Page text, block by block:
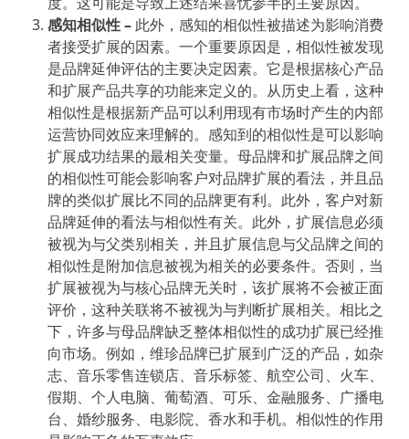
感知相似性– 此外，感知的相似性被描述为影响消费
者接受扩展的因素。一个重要原因是，相似性被发现
是品牌延伸评估的主要决定因素。它是根据核心产品
和扩展产品共享的功能来定义的。从历史上看，这种
相似性是根据新产品可以利用现有市场时产生的内部
运营协同效应来理解的。感知到的相似性是可以影响
扩展成功结果的最相关变量。母品牌和扩展品牌之间
的相似性可能会影响客户对品牌扩展的看法，并且品
牌的类似扩展比不同的品牌更有利。此外，客户对新
品牌延伸的看法与相似性有关。此外，扩展信息必须
被视为与父类别相关，并且扩展信息与父品牌之间的
相似性是附加信息被视为相关的必要条件。否则，当
扩展被视为与核心品牌无关时，该扩展将不会被正面
评价，这种关联将不被视为与判断扩展相关。相比之
下，许多与母品牌缺乏整体相似性的成功扩展已经推
向市场。例如，维珍品牌已扩展到广泛的产品，如杂
志、音乐零售连锁店、音乐标签、航空公司、火车、
假期、个人电脑、葡萄酒、可乐、金融服务、广播电
台、婚纱服务、电影院、香水和手机。相似性的作用